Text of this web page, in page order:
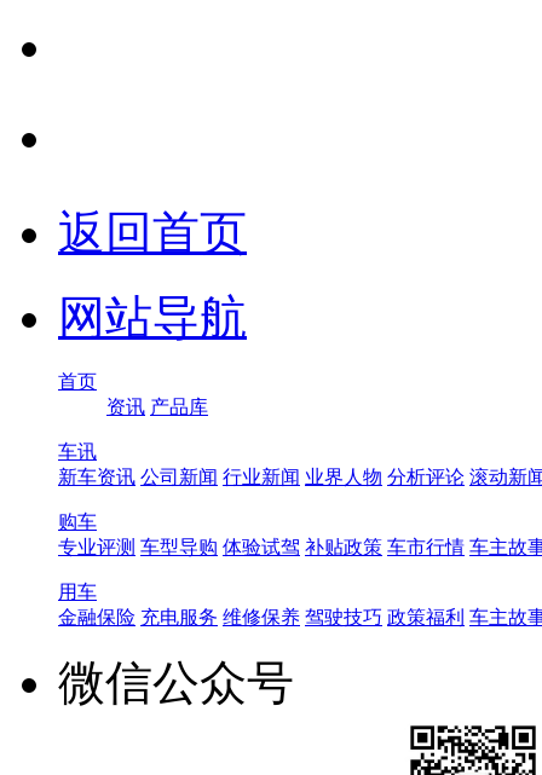
返回首页
网站导航
首页
资讯 产品库
车讯
新车资讯 公司新闻 行业新闻 业界人物 分析评论 滚动新
购车
专业评测 车型导购 体验试驾 补贴政策 车市行情 车主故
用车
金融保险 充电服务 维修保养 驾驶技巧 政策福利 车主故
微信公众号